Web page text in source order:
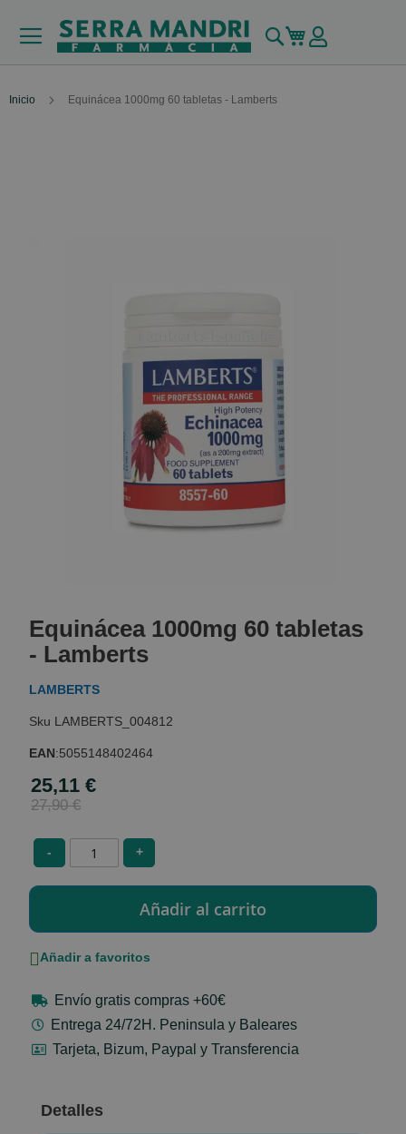
Buscar
Mi carrito
Inicio Equinácea 1000mg 60 tabletas - Lamberts
the
beginning
the
gallery
Equinácea 1000mg 60 tabletas
- Lamberts
LAMBERTS
LAMBERTS_004812
EAN:5055148402464
Special
Price
25,11 €
27,90 €
- +
Añadir a favoritos
Envío gratis compras +60€
Entrega 24/72H. Peninsula y Baleares
Tarjeta, Bizum, Paypal y Transferencia
Detalles